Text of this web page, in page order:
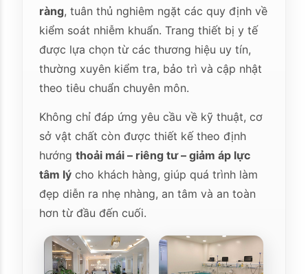
ràng, tuân thủ nghiêm ngặt các quy định về
kiểm soát nhiễm khuẩn. Trang thiết bị y tế
được lựa chọn từ các thương hiệu uy tín,
thường xuyên kiểm tra, bảo trì và cập nhật
theo tiêu chuẩn chuyên môn.
Không chỉ đáp ứng yêu cầu về kỹ thuật, cơ
sở vật chất còn được thiết kế theo định
hướngthoải mái – riêng tư – giảm áp lực
tâm lý cho khách hàng, giúp quá trình làm
đẹp diễn ra nhẹ nhàng, an tâm và an toàn
hơn từ đầu đến cuối.